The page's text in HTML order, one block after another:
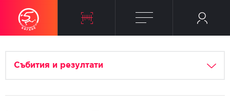
Събития и резултати